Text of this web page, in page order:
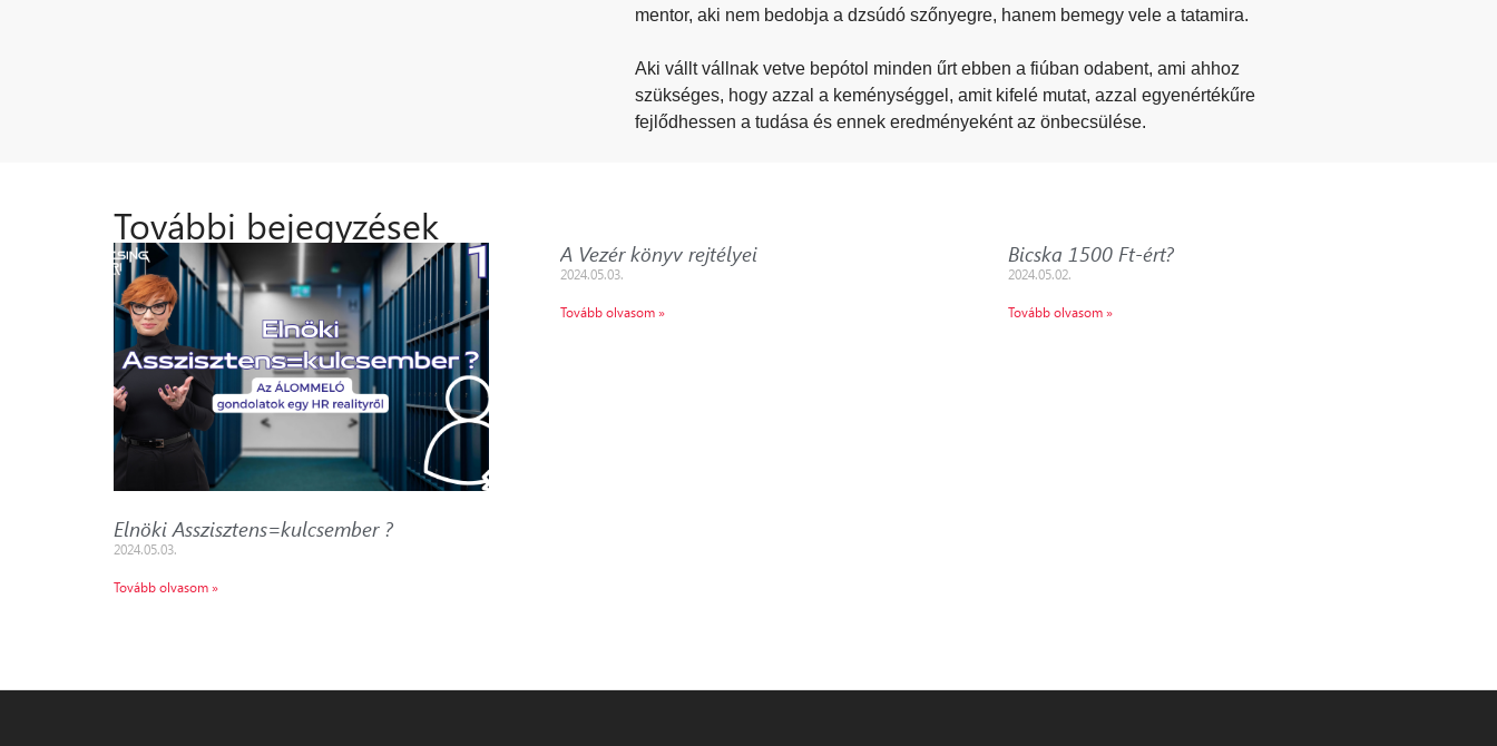
mentor, aki nem bedobja a dzsúdó szőnyegre, hanem bemegy vele a tatamira.
Aki vállt vállnak vetve bepótol minden űrt ebben a fiúban odabent, ami ahhoz
szükséges, hogy azzal a keménységgel, amit kifelé mutat, azzal egyenértékűre
fejlődhessen a tudása és ennek eredményeként az önbecsülése.
További bejegyzések
Elnöki Asszisztens=kulcsember ?
2024.05.03.
Tovább olvasom »
A Vezér könyv rejtélyei
2024.05.03.
Tovább olvasom »
Bicska 1500 Ft-ért?
2024.05.02.
Tovább olvasom »